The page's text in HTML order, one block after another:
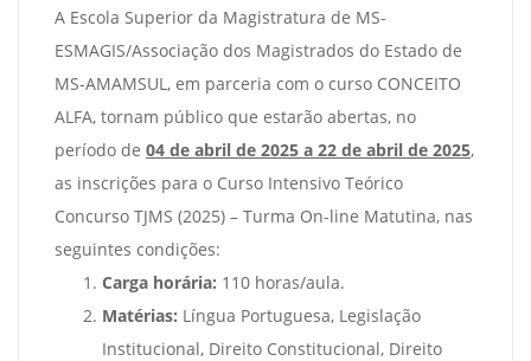
A Escola Superior da Magistratura de MS-
ESMAGIS/Associação dos Magistrados do Estado de
MS-AMAMSUL, em parceria com o curso CONCEITO
ALFA, tornam público que estarão abertas, no
período de 04 de abril de 2025 a 22 de abril de 2025,
as inscrições para o Curso Intensivo Teórico
Concurso TJMS (2025) – Turma On-line Matutina, nas
seguintes condições:
Carga horária: 110 horas/aula.
Matérias: Língua Portuguesa, Legislação
Institucional, Direito Constitucional, Direito